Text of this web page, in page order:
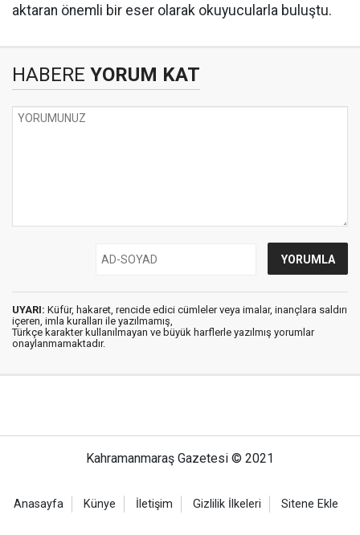
aktaran önemli bir eser olarak okuyucularla buluştu.
HABERE YORUM KAT
UYARI: Küfür, hakaret, rencide edici cümleler veya imalar, inançlara saldırı
içeren, imla kuralları ile yazılmamış,
Türkçe karakter kullanılmayan ve büyük harflerle yazılmış yorumlar
onaylanmamaktadır.
Kahramanmaraş Gazetesi © 2021
Anasayfa Künye İletişim Gizlilik İlkeleri Sitene Ekle